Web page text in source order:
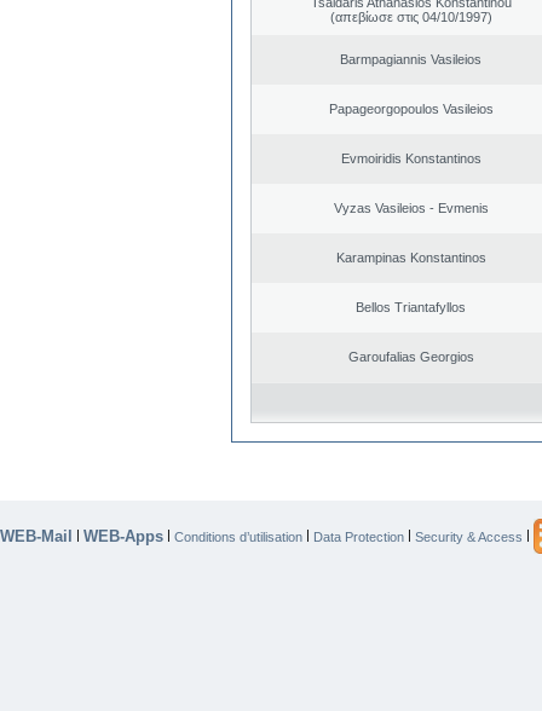
(απεβίωσε στις 04/10/1997)
Barmpagiannis Vasileios
Papageorgopoulos Vasileios
Evmoiridis Konstantinos
Vyzas Vasileios - Evmenis
Karampinas Konstantinos
Bellos Triantafyllos
Garoufalias Georgios
WEB-Mail | WEB-Apps | Conditions d’utilisation | Data Protection | Security & Access |